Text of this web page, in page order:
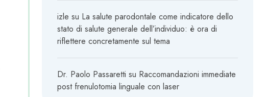
izle su La salute parodontale come indicatore dello
stato di salute generale dell’individuo: è ora di
riflettere concretamente sul tema
Dr. Paolo Passaretti su Raccomandazioni immediate
post frenulotomia linguale con laser